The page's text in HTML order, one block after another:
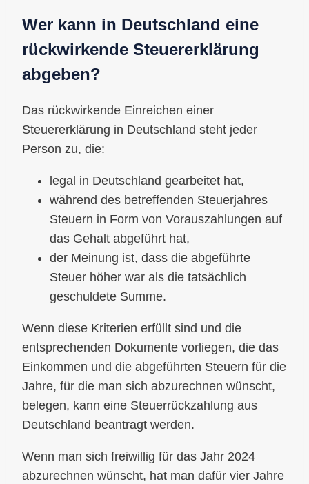
Wer kann in Deutschland eine
rückwirkende Steuererklärung
abgeben?
Das rückwirkende Einreichen einer
Steuererklärung in Deutschland steht jeder
Person zu, die:
legal in Deutschland gearbeitet hat,
während des betreffenden Steuerjahres
Steuern in Form von Vorauszahlungen auf
das Gehalt abgeführt hat,
der Meinung ist, dass die abgeführte
Steuer höher war als die tatsächlich
geschuldete Summe.
Wenn diese Kriterien erfüllt sind und die
entsprechenden Dokumente vorliegen, die das
Einkommen und die abgeführten Steuern für die
Jahre, für die man sich abzurechnen wünscht,
belegen, kann eine Steuerrückzahlung aus
Deutschland beantragt werden.
Wenn man sich freiwillig für das Jahr 2024
abzurechnen wünscht, hat man dafür vier Jahre